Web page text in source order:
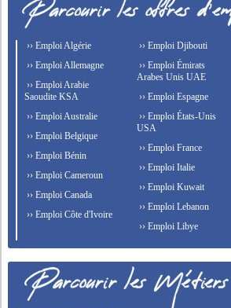
›› Emploi Algérie
›› Emploi Allemagne
›› Emploi Arabie
Saoudite KSA
›› Emploi Australie
›› Emploi Belgique
›› Emploi Bénin
›› Emploi Cameroun
›› Emploi Canada
›› Emploi Côte d'Ivoire
›› Emploi Djibouti
›› Emploi Émirats
Arabes Unis UAE
›› Emploi Espagne
›› Emploi États-Unis
USA
›› Emploi France
›› Emploi Italie
›› Emploi Kuwait
›› Emploi Lebanon
›› Emploi Libye